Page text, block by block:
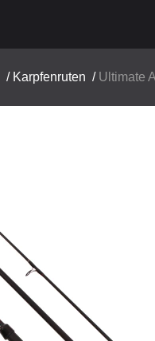
/ Karpfenruten / Ultimate